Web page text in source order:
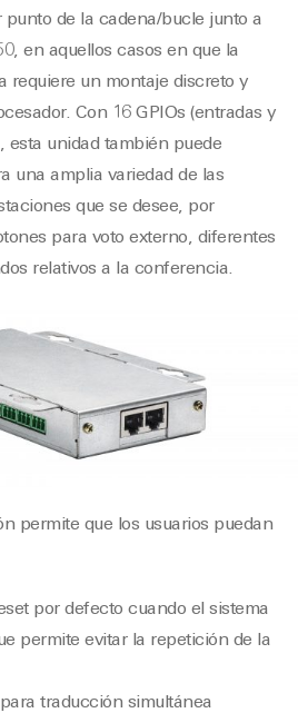
de la cadena/bucle junto a
en aquellos casos en que la
requiere un montaje discreto y
Con 16 GPIOs (entradas y
esta unidad también puede
una amplia variedad de las
que se desee, por
para voto externo, diferentes
relativos a la conferencia.
permite que los usuarios puedan
por defecto cuando el sistema
permite evitar la repetición de la
traducción simultánea